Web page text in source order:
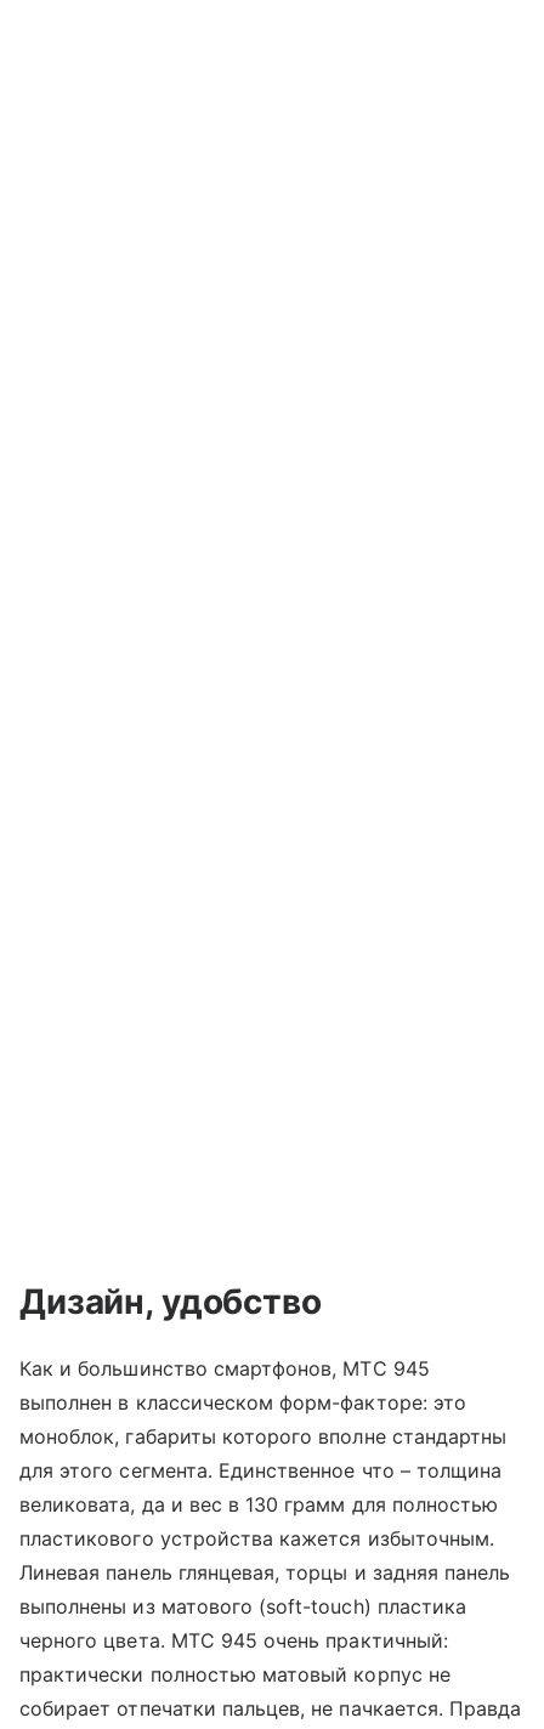
Дизайн, удобство
Как и большинство смартфонов, МТС 945
выполнен в классическом форм-факторе: это
моноблок, габариты которого вполне стандартны
для этого сегмента. Единственное что – толщина
великовата, да и вес в 130 грамм для полностью
пластикового устройства кажется избыточным.
Линевая панель глянцевая, торцы и задняя панель
выполнены из матового (soft-touch) пластика
черного цвета. МТС 945 очень практичный:
практически полностью матовый корпус не
собирает отпечатки пальцев, не пачкается. Правда